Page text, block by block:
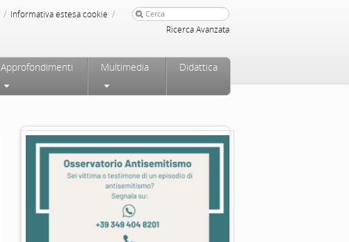
/ Informativa estesa cookie /
Ricerca Avanzata
Approfondimenti Multimedia Didattica